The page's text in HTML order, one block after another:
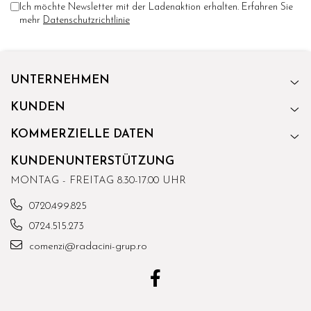
Ich möchte Newsletter mit der Ladenaktion erhalten. Erfahren Sie
mehr Datenschutzrichtlinie
UNTERNEHMEN
KUNDEN
KOMMERZIELLE DATEN
KUNDENUNTERSTÜTZUNG
MONTAG - FREITAG 8.30-17.00 UHR
0720.499.825
0724.515.273
comenzi@radacini-grup.ro